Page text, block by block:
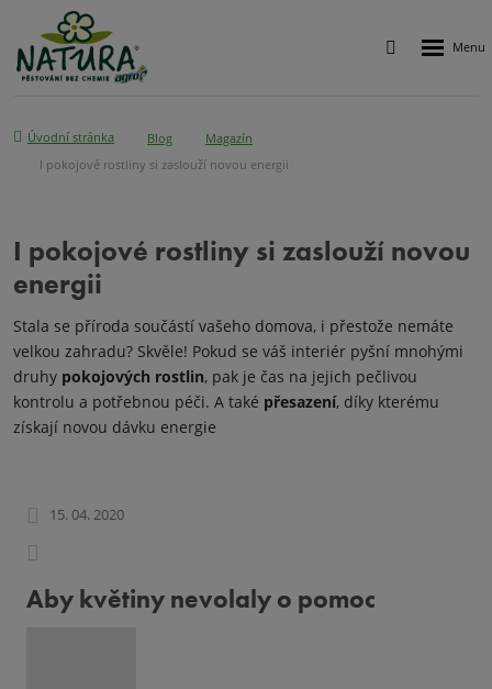
Vyhledávání
Úvodní stránka Blog
Magazín
I pokojové rostliny si zaslouží novou energii
I pokojové rostliny si zaslouží novou
energii
Stala se příroda součástí vašeho domova, i přestože nemáte
velkou zahradu? Skvěle! Pokud se váš interiér pyšní mnohými
druhy pokojových rostlin, pak je čas na jejich pečlivou
kontrolu a potřebnou péči. A také přesazení, díky kterému
získají novou dávku energie
15. 04. 2020
Aby květiny nevolaly o pomoc